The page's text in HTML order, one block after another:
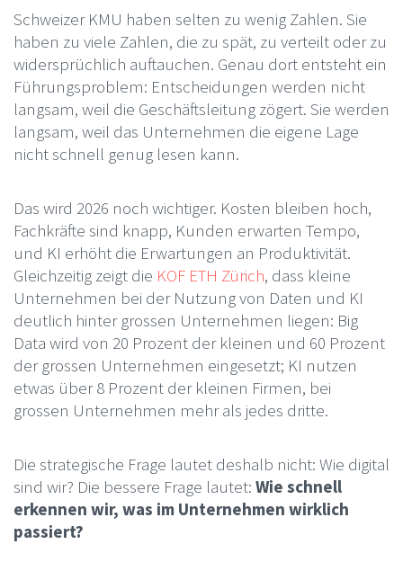
Schweizer KMU haben selten zu wenig Zahlen. Sie
haben zu viele Zahlen, die zu spät, zu verteilt oder zu
widersprüchlich auftauchen. Genau dort entsteht ein
Führungsproblem: Entscheidungen werden nicht
langsam, weil die Geschäftsleitung zögert. Sie werden
langsam, weil das Unternehmen die eigene Lage
nicht schnell genug lesen kann.
Das wird 2026 noch wichtiger. Kosten bleiben hoch,
Fachkräfte sind knapp, Kunden erwarten Tempo,
und KI erhöht die Erwartungen an Produktivität.
Gleichzeitig zeigt die KOF ETH Zürich, dass kleine
Unternehmen bei der Nutzung von Daten und KI
deutlich hinter grossen Unternehmen liegen: Big
Data wird von 20 Prozent der kleinen und 60 Prozent
der grossen Unternehmen eingesetzt; KI nutzen
etwas über 8 Prozent der kleinen Firmen, bei
grossen Unternehmen mehr als jedes dritte.
Die strategische Frage lautet deshalb nicht: Wie digital
sind wir? Die bessere Frage lautet: Wie schnell
erkennen wir, was im Unternehmen wirklich
passiert?